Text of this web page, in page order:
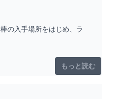
の入手場所をはじめ、ラ
もっと読む